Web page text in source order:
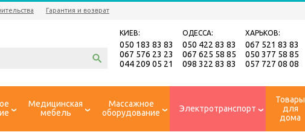
Гарантия и возврат
КИЕВ:
050 183 83 83
067 576 23 23
044 209 05 21
ОДЕССА:
050 422 83 83
067 625 58 85
098 322 83 83
ХАРЬКОВ:
067 521 83 83
050 377 58 85
057 727 08 08
Медицинская
мебель
Массажное
оборудование
Электротранспорт
Товары
для
дома